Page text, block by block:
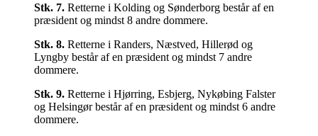
Stk. 7. Retterne i Kolding og Sønderborg består af en
præsident og mindst 8 andre dommere.
Stk. 8. Retterne i Randers, Næstved, Hillerød og
Lyngby består af en præsident og mindst 7 andre
dommere.
Stk. 9. Retterne i Hjørring, Esbjerg, Nykøbing Falster
og Helsingør består af en præsident og mindst 6 andre
dommere.